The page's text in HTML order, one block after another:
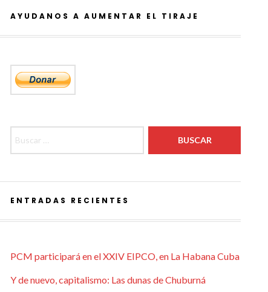
AYUDANOS A AUMENTAR EL TIRAJE
ENTRADAS RECIENTES
PCM participará en el XXIV EIPCO, en La Habana Cuba
Y de nuevo, capitalismo: Las dunas de Chuburná